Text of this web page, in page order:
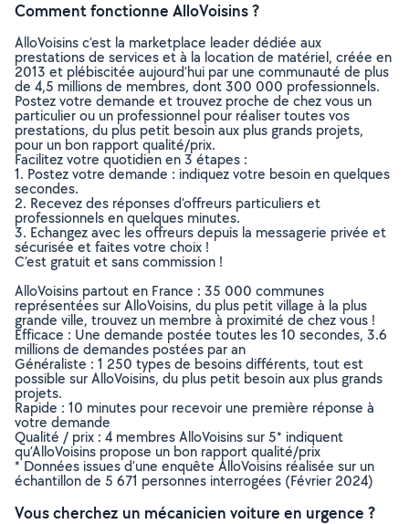
Comment fonctionne AlloVoisins ?
AlloVoisins c’est la marketplace leader dédiée aux
prestations de services et à la location de matériel, créée en
2013 et plébiscitée aujourd’hui par une communauté de plus
de 4,5 millions de membres, dont 300 000 professionnels.
Postez votre demande et trouvez proche de chez vous un
particulier ou un professionnel pour réaliser toutes vos
prestations, du plus petit besoin aux plus grands projets,
pour un bon rapport qualité/prix.
Facilitez votre quotidien en 3 étapes :
1. Postez votre demande : indiquez votre besoin en quelques
secondes.
2. Recevez des réponses d’offreurs particuliers et
professionnels en quelques minutes.
3. Echangez avec les offreurs depuis la messagerie privée et
sécurisée et faites votre choix !
C’est gratuit et sans commission !
AlloVoisins partout en France : 35 000 communes
représentées sur AlloVoisins, du plus petit village à la plus
grande ville, trouvez un membre à proximité de chez vous !
Efficace : Une demande postée toutes les 10 secondes, 3.6
millions de demandes postées par an
Généraliste : 1 250 types de besoins différents, tout est
possible sur AlloVoisins, du plus petit besoin aux plus grands
projets.
Rapide : 10 minutes pour recevoir une première réponse à
votre demande
Qualité / prix : 4 membres AlloVoisins sur 5* indiquent
qu’AlloVoisins propose un bon rapport qualité/prix
* Données issues d’une enquête AlloVoisins réalisée sur un
échantillon de 5 671 personnes interrogées (Février 2024)
Vous cherchez un mécanicien voiture en urgence ?